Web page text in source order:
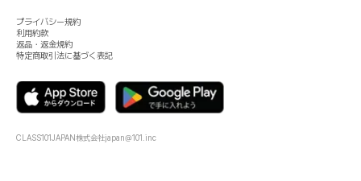
プライバシー規約
利用約款
返品・返金規約
特定商取引法に基づく表記
CLASS101JAPAN株式会社japan@101.inc